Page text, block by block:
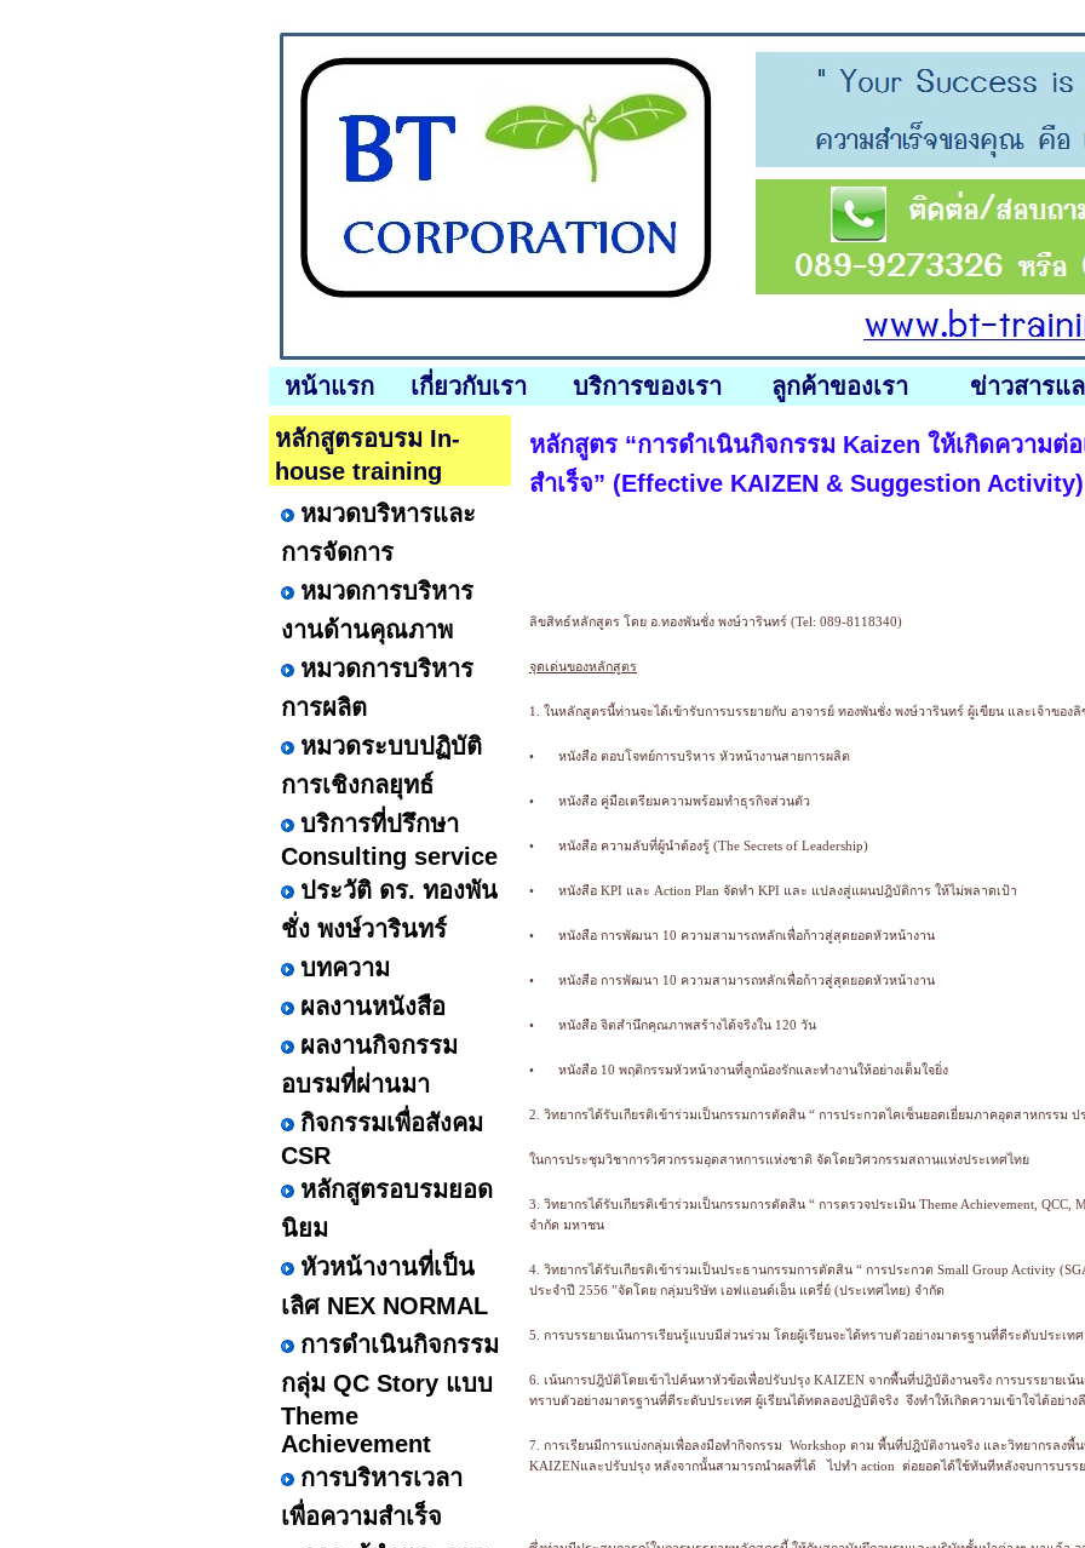
หน้าแรก เกี่ยวกับเรา บริการของเรา ลูกค้าของเรา ข่าวสารแ
หลักสูตรอบรม In-
house training
หมวดบริหารและ
การจัดการ
หมวดการบริหาร
งานด้านคุณภาพ
หมวดการบริหาร
การผลิต
หมวดระบบปฏิบัติ
การเชิงกลยุทธ์
บริการที่ปรึกษา
Consulting service
ประวัติ ดร. ทองพัน
ชั่ง พงษ์วารินทร์
บทความ
ผลงานหนังสือ
ผลงานกิจกรรม
อบรมที่ผ่านมา
กิจกรรมเพื่อสังคม
CSR
หลักสูตรอบรมยอด
นิยม
หัวหน้างานที่เป็น
เลิศ NEX NORMAL
การดำเนินกิจกรรม
กลุ่ม QC Story แบบ
Theme
Achievement
การบริหารเวลา
เพื่อความสำเร็จ
หลักสูตร “การดำเนินกิจกรรม Kaizen ให้เกิดความต่
สำเร็จ” (Effective KAIZEN & Suggestion Activity)
ลิขสิทธ์หลักสูตร โดย อ.ทองพันชั่ง พงษ์วารินทร์ (Tel: 089-8118340)
จุดเด่นของหลักสูตร
1. ในหลักสูตรนี้ท่านจะได้เข้ารับการบรรยายกับ อาจารย์ ทองพันชั่ง พงษ์วารินทร์ ผู้เขียน และเจ้าของ
• หนังสือ ตอบโจทย์การบริหาร หัวหน้างานสายการผลิต
• หนังสือ คู่มือเตรียมความพร้อมทำธุรกิจส่วนตัว
• หนังสือ ความลับที่ผู้นำต้องรู้ (The Secrets of Leadership)
• หนังสือ KPI และ Action Plan จัดทำ KPI และ แปลงสู่แผนปฎิบัติการ ให้ไม่พลาดเป้า
• หนังสือ การพัฒนา 10 ความสามารถหลักเพื่อก้าวสู่สุดยอดหัวหน้างาน
• หนังสือ การพัฒนา 10 ความสามารถหลักเพื่อก้าวสู่สุดยอดหัวหน้างาน
• หนังสือ จิตสำนึกคุณภาพสร้างได้จริงใน 120 วัน
• หนังสือ 10 พฤติกรรมหัวหน้างานที่ลูกน้องรักและทำงานให้อย่างเต็มใจยิ่ง
2. วิทยากรได้รับเกียรติเข้าร่วมเป็นกรรมการตัดสิน “ การประกวดไคเซ็นยอดเยี่ยมภาคอุตสาหกรรม ป
ในการประชุมวิชาการวิศวกรรมอุตสาหการแห่งชาติ จัดโดยวิศวกรรมสถานแห่งประเทศไทย
3. วิทยากรได้รับเกียรติเข้าร่วมเป็นกรรมการตัดสิน “ การตรวจประเมิน Theme Achievement, QCC,
จำกัด มหาชน
4. วิทยากรได้รับเกียรติเข้าร่วมเป็นประธานกรรมการตัดสิน “ การประกวด Small Group Activity
ประจำปี 2556 ”จัดโดย กลุ่มบริษัท เอฟแอนด์เอ็น แดรี่ย์ (ประเทศไทย) จำกัด
5. การบรรยายเน้นการเรียนรู้แบบมีส่วนร่วม โดยผู้เรียนจะได้ทราบตัวอย่างมาตรฐานที่ดีระดับประเทศ
6. เน้นการปฎิบัติโดยเข้าไปค้นหาหัวข้อเพื่อปรับปรุง KAIZEN จากพื้นที่ปฎิบัติงานจริง การบรรยายเน้
ทราบตัวอย่างมาตรฐานที่ดีระดับประเทศ ผู้เรียนได้ทดลองปฏิบัติจริง จึงทำให้เกิดความเข้าใจได้อย่าง
7. การเรียนมีการแบ่งกลุ่มเพื่อลงมือทำกิจกรรม Workshop ตาม พื้นที่ปฎิบัติงานจริง และวิทยากรลงพื้
KAIZENและปรับปรุง หลังจากนั้นสามารถนำผลที่ได้ ไปทำ action ต่อยอดได้ใช้ทันทีหลังจบการบรร